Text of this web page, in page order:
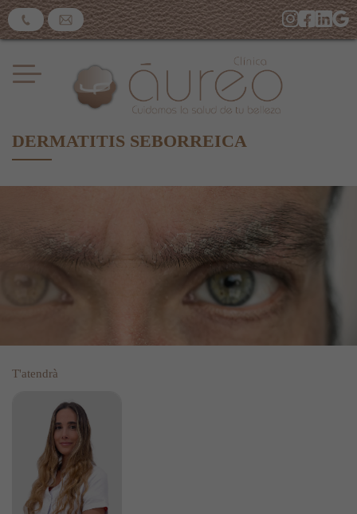
DERMATITIS SEBORREICA
T'atendrà